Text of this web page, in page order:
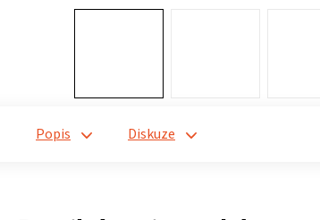
Popis Diskuze